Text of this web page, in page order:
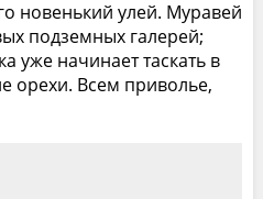
новенький улей. Муравей
подземных галерей;
уже начинает таскать в
орехи. Всем приволье,